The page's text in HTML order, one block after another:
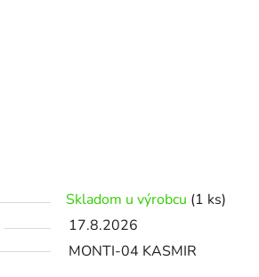
Skladom u výrobcu (1 ks)
17.8.2026
MONTI-04 KASMIR